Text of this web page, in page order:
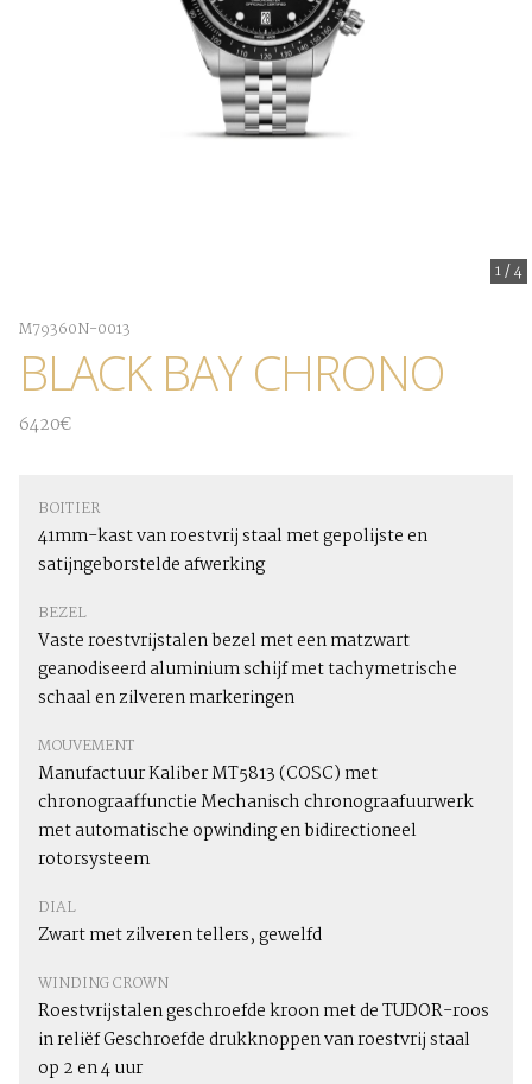
1/4
M79360N-0013
BLACK BAY CHRONO
6420€
BOITIER
41mm-kast van roestvrij staal met gepolijste en
satijngeborstelde afwerking
BEZEL
Vaste roestvrijstalen bezel met een matzwart
geanodiseerd aluminium schijf met tachymetrische
schaal en zilveren markeringen
MOUVEMENT
Manufactuur Kaliber MT5813 (COSC) met
chronograaffunctie Mechanisch chronograafuurwerk
met automatische opwinding en bidirectioneel
rotorsysteem
DIAL
Zwart met zilveren tellers, gewelfd
WINDING CROWN
Roestvrijstalen geschroefde kroon met de TUDOR-roos
in reliëf Geschroefde drukknoppen van roestvrij staal
op 2 en 4 uur